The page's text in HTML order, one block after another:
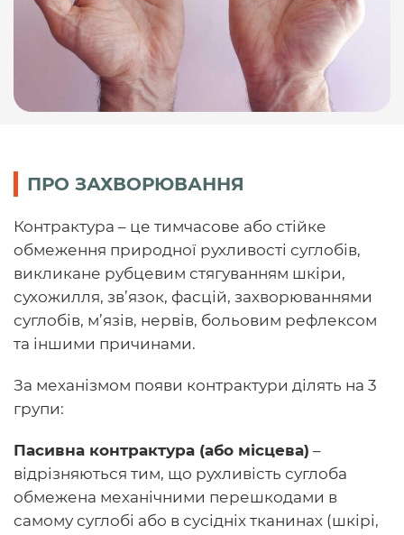
ПРО ЗАХВОРЮВАННЯ
Контрактура – це тимчасове або стійке
обмеження природної рухливості суглобів,
викликане рубцевим стягуванням шкіри,
сухожилля, зв’язок, фасцій, захворюваннями
суглобів, м’язів, нервів, больовим рефлексом
та іншими причинами.
За механізмом появи контрактури ділять на 3
групи:
Пасивна контрактура (або місцева) –
відрізняються тим, що рухливість суглоба
обмежена механічними перешкодами в
самому суглобі або в сусідніх тканинах (шкірі,